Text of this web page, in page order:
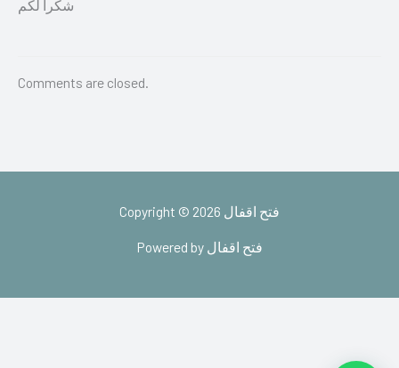
شكرا لكم
Comments are closed.
Copyright © 2026 فتح اقفال
Powered by فتح اقفال